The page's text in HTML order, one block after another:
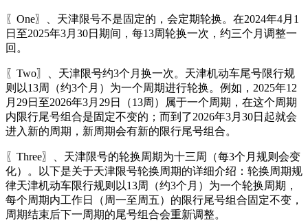
〖One〗、天津限号不是固定的，会定期轮换。在2024年4月1
日至2025年3月30日期间，每13周轮换一次，约三个月调整一
回。
〖Two〗、天津限号约3个月换一次。天津机动车尾号限行规
则以13周（约3个月）为一个周期进行轮换。例如，2025年12
月29日至2026年3月29日（13周）属于一个周期，在这个周期
内限行尾号组合是固定不变的；而到了2026年3月30日起就会
进入新的周期，新周期会有新的限行尾号组合。
〖Three〗、天津限号的轮换周期为十三周（每3个月规则会变
化）。以下是关于天津限号轮换周期的详细介绍：轮换周期规
律天津机动车限行规则以13周（约3个月）为一个轮换周期，
每个周期内工作日（周一至周五）的限行尾号组合固定不变，
周期结束后下一周期的尾号组合会重新调整。